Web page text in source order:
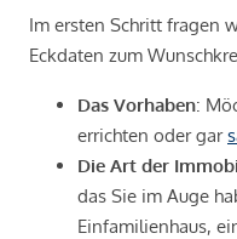
Im ersten Schritt fragen
Eckdaten zum
Das Vorhaben:
errichten oder gar
Die Art der
das Sie im Auge
Einfamilienhaus,